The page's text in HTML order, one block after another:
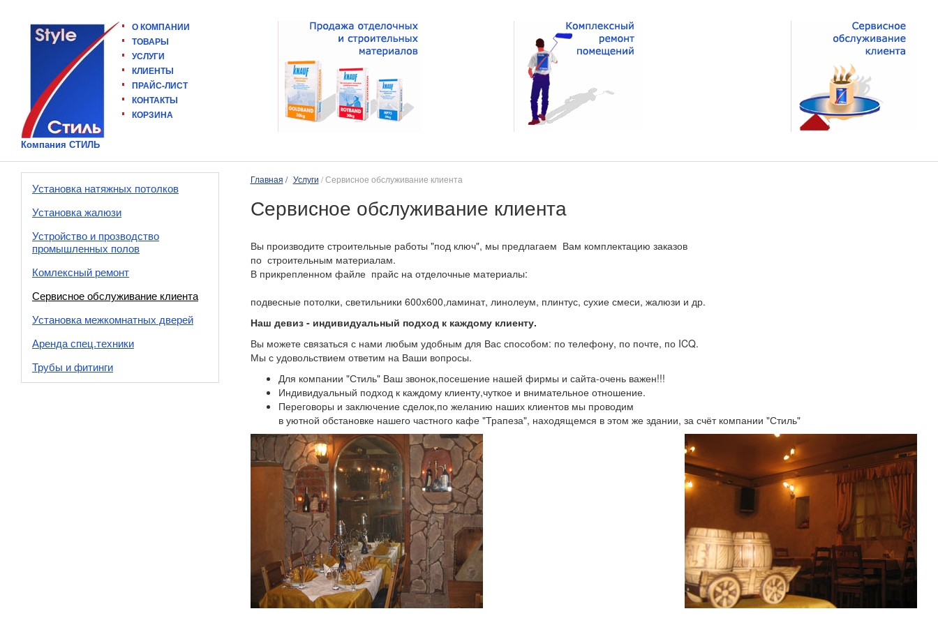
Компания СТИЛЬ
О КОМПАНИИ
ТОВАРЫ
УСЛУГИ
КЛИЕНТЫ
ПРАЙС-ЛИСТ
КОНТАКТЫ
КОРЗИНА
Установка натяжных потолков
Установка жалюзи
Устройство и прозводство
промышленных полов
Комлексный ремонт
Сервисное обслуживание клиента
Установка межкомнатных дверей
Аренда спец.техники
Трубы и фитинги
Главная Услуги / Сервисное обслуживание клиента
Сервисное обслуживание клиента
Вы производите строительные работы "под ключ", мы предлагаем Вам комплектацию заказов
по строительным материалам.
В прикрепленном файле прайс на отделочные материалы:
подвесные потолки, светильники 600х600,ламинат, линолеум, плинтус, сухие смеси, жалюзи и др.
Наш девиз - индивидуальный подход к каждому клиенту.
Вы можете связаться с нами любым удобным для Вас способом: по телефону, по почте, по ICQ.
Мы с удовольствием ответим на Ваши вопросы.
Для компании "Стиль" Ваш звонок,посешение нашей фирмы и сайта-очень важен!!!
Индивидуальный подход к каждому клиенту,чуткое и внимательное отношение.
Переговоры и заключение сделок,по желанию наших клиентов мы проводим
в уютной обстановке нашего частного кафе "Трапеза", находящемся в этом же здании, за счёт компании "Стиль"